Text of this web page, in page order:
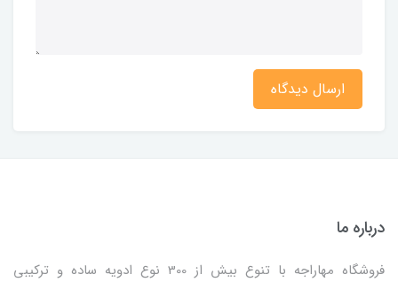
ارسال دیدگاه
درباره ما
فروشگاه مهاراجه با تنوع بیش از 300 نوع ادویه ساده و ترکیبی